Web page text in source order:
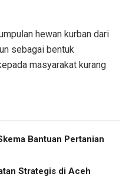
hewan kurban dari
sebagai bentuk
masyarakat kurang
Bantuan Pertanian
Strategis di Aceh